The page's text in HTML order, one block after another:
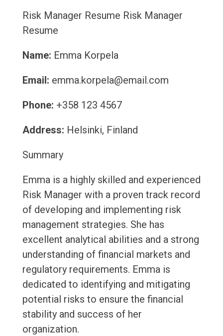
Risk Manager Resume Risk Manager
Resume
Name: Emma Korpela
Email: emma.korpela@email.com
Phone: +358 123 4567
Address: Helsinki, Finland
Summary
Emma is a highly skilled and experienced
Risk Manager with a proven track record
of developing and implementing risk
management strategies. She has
excellent analytical abilities and a strong
understanding of financial markets and
regulatory requirements. Emma is
dedicated to identifying and mitigating
potential risks to ensure the financial
stability and success of her
organization.